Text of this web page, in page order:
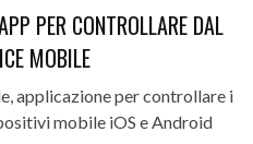
PER CONTROLLARE DAL
MOBILE
applicazione per controllare i
mobile iOS e Android